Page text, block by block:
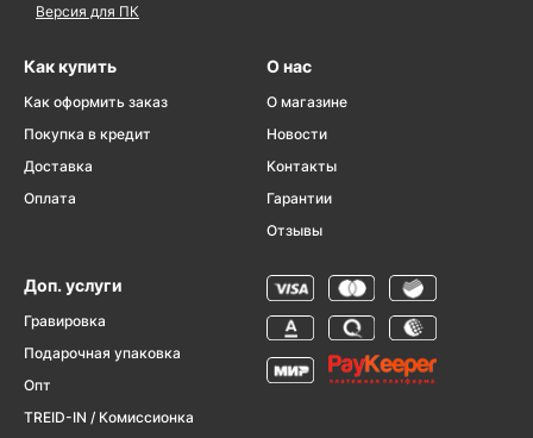
Версия для ПК
Как купить
Как оформить заказ
Покупка в кредит
Доставка
Оплата
О нас
О магазине
Новости
Контакты
Гарантии
Отзывы
Доп. услуги
Гравировка
Подарочная упаковка
Опт
TREID-IN / Комиссионка